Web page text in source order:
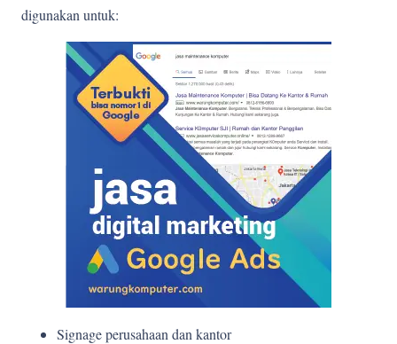
digunakan untuk:
Signage perusahaan dan kantor